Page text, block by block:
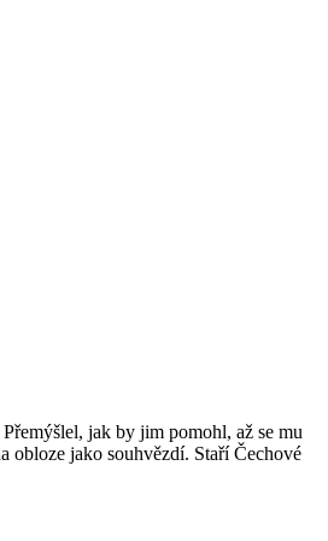
jak by jim pomohl, až se mu
obloze jako souhvězdí. Staří Čechové